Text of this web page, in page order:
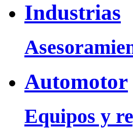
Industrias
Automotor
Equipos y